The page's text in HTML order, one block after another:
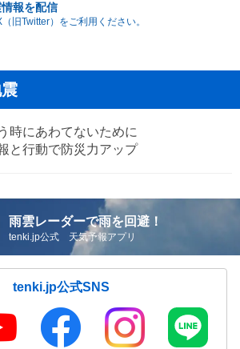
報を配信
旧Twitter）をご利用ください。
時にあわてないために
と行動で防災力アップ
雨雲レーダーで雨を回避！
tenki.jp公式 天気予報アプリ
tenki.jp公式SNS